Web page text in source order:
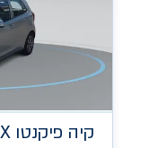
קיה פיקנטו LX